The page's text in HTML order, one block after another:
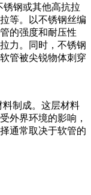
锈钢或其他高抗拉
等。以不锈钢丝编
的强度和耐压性
力。同时，不锈钢
管被尖锐物体刺穿
制成。这层材料
外界环境的影响，
通常取决于软管的